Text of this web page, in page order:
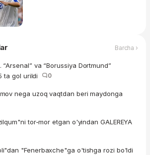
Barcha ›
“Arsenal” va “Borussiya Dortmund”
ta gol urildi
0
nega uzoq vaqtdan beri maydonga
tor-mor etgan o'yindan GALEREYA
"Fenerbaxche"ga o'tishga rozi bo'ldi